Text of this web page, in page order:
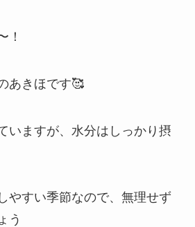
！
あきほです🥰
いますが、水分はしっかり摂
？
い季節なので、無理せず
う